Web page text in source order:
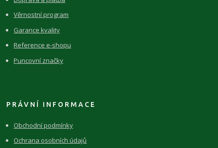
Věrnostní program
Garance kvality
Reference e-shopu
Puncovní značky
PRÁVNÍ INFORMACE
Obchodní podmínky
Ochrana osobních údajů